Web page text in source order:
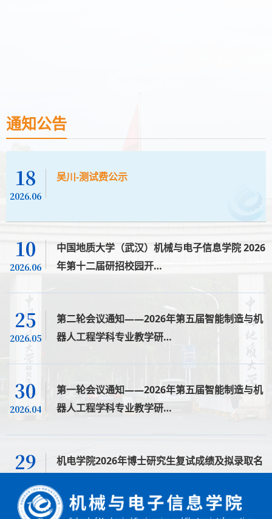
通知公告
18
2026.06
吴川-测试费公示
10
2026.06
中国地质大学（武汉）机械与电子信息学院 2026
年第十二届研招校园开…
25
2026.05
第二轮会议通知——2026年第五届智能制造与机
器人工程学科专业教学研…
30
2026.04
第一轮会议通知——2026年第五届智能制造与机
器人工程学科专业教学研…
29
机电学院2026年博士研究生复试成绩及拟录取名